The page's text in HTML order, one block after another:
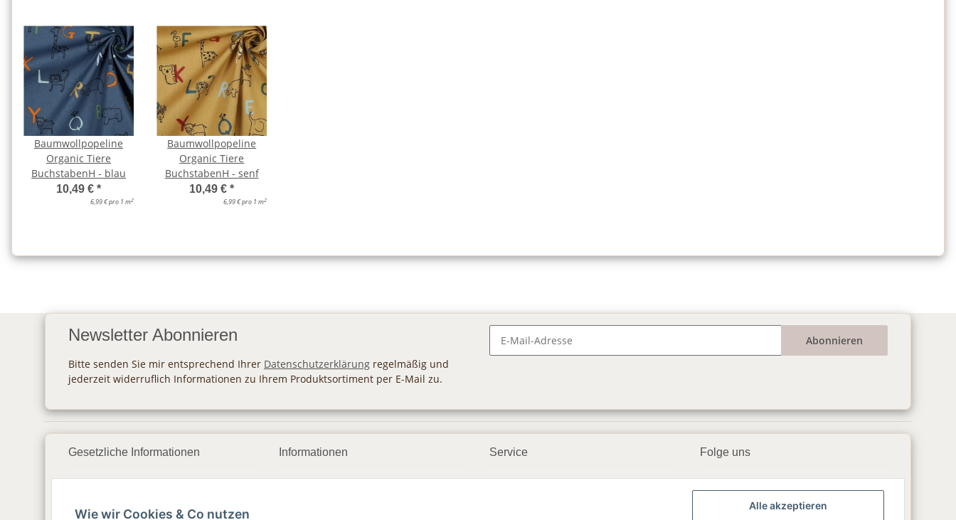
Baumwollpopeline
Organic Tiere
BuchstabenH - blau
10,49 €*
6,99 € pro 1 m2
Baumwollpopeline
Organic Tiere
BuchstabenH - senf
10,49 €*
6,99 € pro 1 m2
Newsletter Abonnieren
Bitte senden Sie mir entsprechend Ihrer Datenschutzerklärung regelmäßig und
jederzeit widerruflich Informationen zu Ihrem Produktsortiment per E-Mail zu.
Abonnieren
Gesetzliche Informationen
AGB
Informationen Service Folge uns
▶️ YouTube
Wie wir Cookies & Co nutzen
Alle akzeptieren